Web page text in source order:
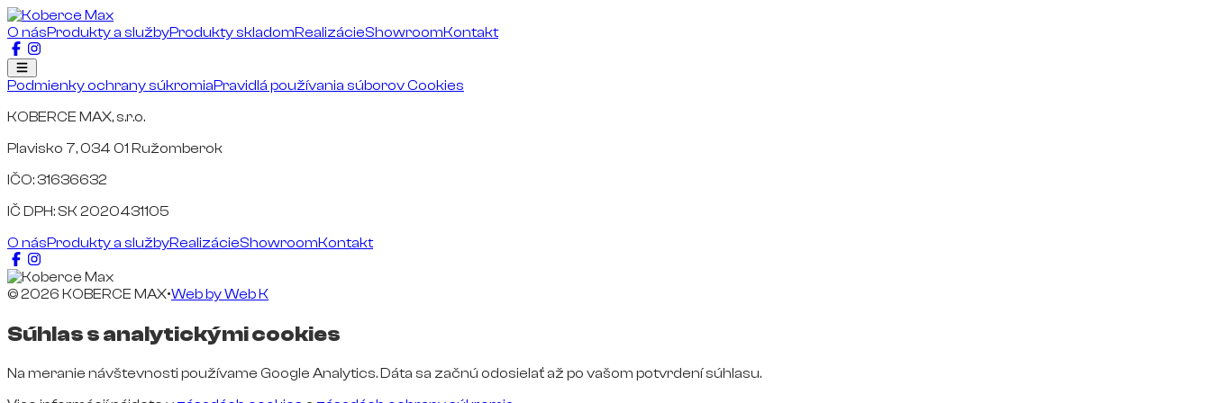
O násProdukty a službyProdukty skladomRealizácieShowroomKontakt
Podmienky ochrany súkromiaPravidlá používania súborov Cookies
KOBERCE MAX, s.r.o.
Plavisko 7, 034 01 Ružomberok
IČO: 31636632
IČ DPH: SK 2020431105
O násProdukty a službyRealizácieShowroomKontakt
© 2026 KOBERCE MAX•Web byWeb K
Súhlas s analytickými cookies
Na meranie návštevnosti používame Google Analytics. Dáta sa začnú odosielať až po vašom potvrdení súhlasu.